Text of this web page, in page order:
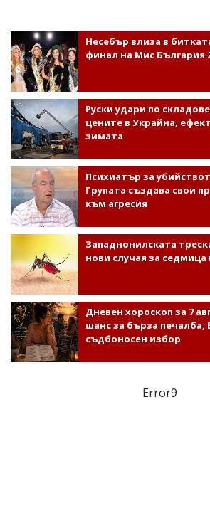
Несебър влиза в
финал на Мис България
Руски удари по
цените в Украйна,
зимата
Психиатър за
Групата създава свои
към агресия
Западнонилската
нови случая за
Дневен хороскоп за 7
шанс за бърза
съдбоносен избор
Error9